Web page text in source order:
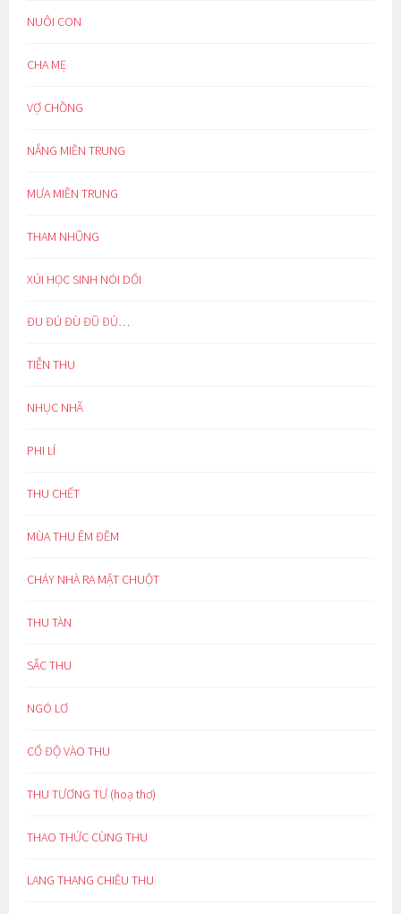
NUÔI CON
CHA MẸ
VỢ CHỒNG
NẮNG MIỀN TRUNG
MƯA MIỀN TRUNG
THAM NHŨNG
XÚI HỌC SINH NÓI DỐI
ĐU ĐÚ ĐÙ ĐŨ ĐỦ…
TIỄN THU
NHỤC NHÃ
PHI LÍ
THU CHẾT
MÙA THU ÊM ĐỀM
CHÁY NHÀ RA MẶT CHUỘT
THU TÀN
SẮC THU
NGÓ LƠ
CỔ ĐỘ VÀO THU
THU TƯƠNG TƯ (hoạ thơ)
THAO THỨC CÙNG THU
LANG THANG CHIỀU THU